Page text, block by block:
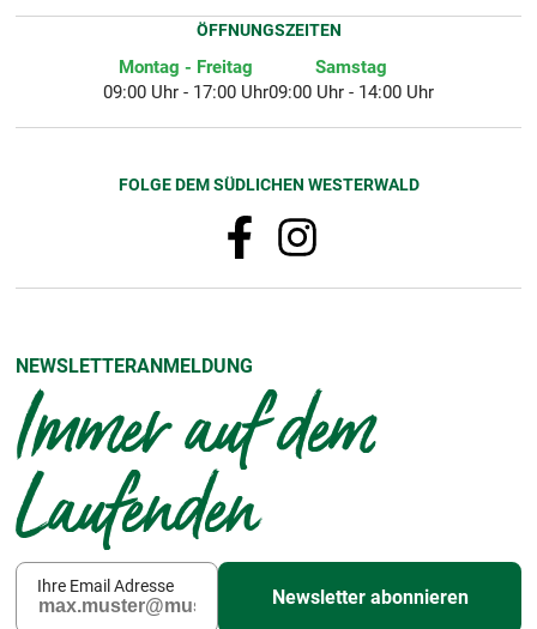
ÖFFNUNGSZEITEN
Montag - Freitag
09:00 Uhr - 17:00 Uhr
Samstag
09:00 Uhr - 14:00 Uhr
FOLGE DEM SÜDLICHEN WESTERWALD
NEWSLETTERANMELDUNG
Immer auf dem
Laufenden
Ihre Email Adresse
Newsletter abonnieren